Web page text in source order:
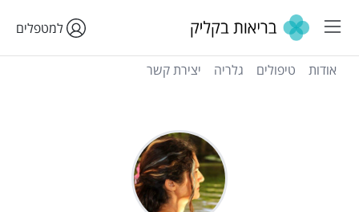
למטפלים
אודות טיפולים גלריה יצירת קשר